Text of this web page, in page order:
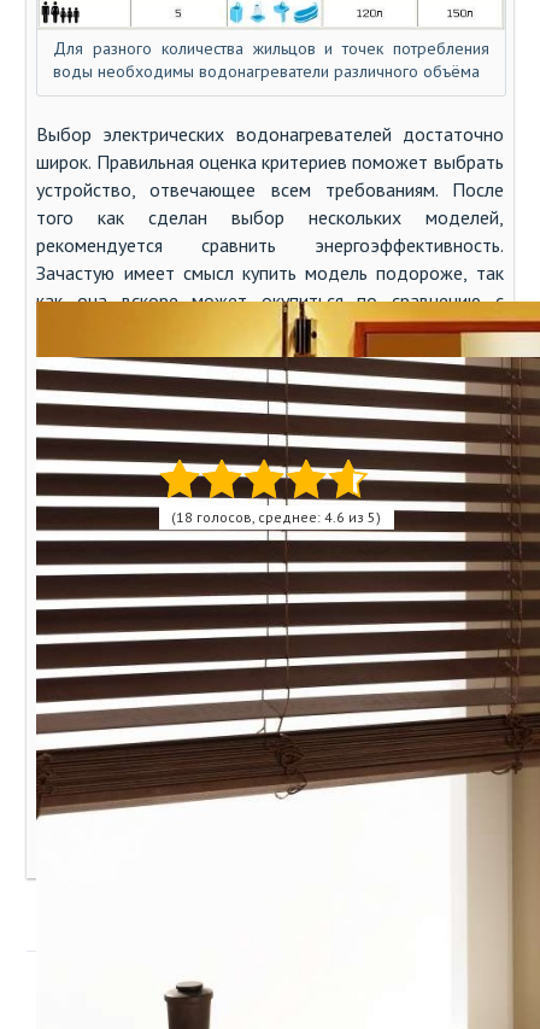
Для разного количества жильцов и точек потребления
воды необходимы водонагреватели различного объёма
Выбор электрических водонагревателей достаточно
широк. Правильная оценка критериев поможет выбрать
устройство, отвечающее всем требованиям. После
того как сделан выбор нескольких моделей,
рекомендуется сравнить энергоэффективность.
Зачастую имеет смысл купить модель подороже, так
как она вскоре может окупиться по сравнению с
Автор:arabella
Оцените статью:
(18 голосов, среднее: 4.6 из 5)
Похожие записи:
Как правильно выбрать водонагреватель для квартиры
и дома
Какой водонагреватель выбрать: ТОП 15 лучших
агрегатов
Как выбрать водонагреватель для дома
Уважаемые читатели! Мы не приемлем в комментариях